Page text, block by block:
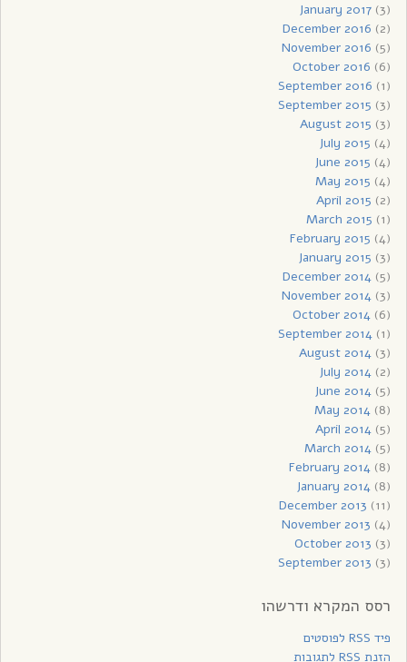
January 2017(3)
December 2016 (2)
November 2016 (5)
October 2016 (6)
September 2016 (1)
September 2015 (3)
August 2015 (3)
July 2015 (4)
June 2015 (4)
May 2015 (4)
April 2015 (2)
March 2015 (1)
February 2015 (4)
January 2015 (3)
December 2014(5)
November 2014(3)
October 2014(6)
September 2014(1)
August 2014(3)
July 2014(2)
June 2014(5)
May 2014(8)
April 2014(5)
March 2014(5)
February 2014(8)
January 2014(8)
December 2013 (11)
November 2013 (4)
October 2013 (3)
September 2013 (3)
רסס המקרא ודרשהו
פיד RSS לפוסטים
הזנת RSS לתגובות